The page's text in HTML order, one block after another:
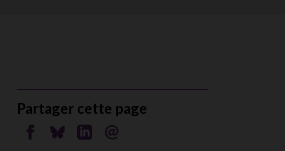
Partager cette page
Partager sur Facebook
Partager sur Bluesky
Partager sur Linkedin
Envoyer par courriel